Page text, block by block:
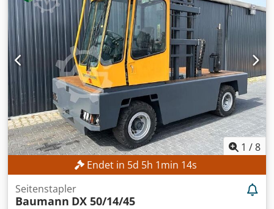
Zustand: 40 - 60% Credpfxoxqik Ro Agkef Bereifung hinten
Typ: Luft Bereifung hinten Grösse: 355x15 Bereifung
hinten Zustand: 40 - 60% Beschreibung: Turbolader von
Perkins neu , Lastschere doppelt gekreuzt , Zinken
Höhenverstellung , eingebaute Waage , 3. Ventil, 4. Ventil,
Arbeitsscheinwerfer vorn, Heizung, STVZO, Vollkabine,
Waage, Rundumleuchte,
1 /8
Endet in 5d 5h 1min 11s
Seitenstapler
Baumann DX 50/14/45